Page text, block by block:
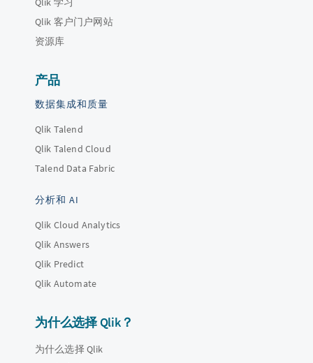
Qlik 客户门户网站
资源库
产品
数据集成和质量
Qlik Talend
Qlik Talend Cloud
Talend Data Fabric
分析和 AI
Qlik Cloud Analytics
Qlik Answers
Qlik Predict
Qlik Automate
为什么选择 Qlik？
为什么选择 Qlik